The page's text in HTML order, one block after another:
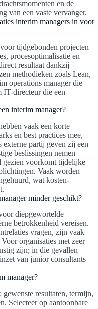
en de
van een vaste vervanger.
interim managers in voor
tijdgebonden projecten
procesoptimalisatie en
resultaat dankzij
methodieken zoals Lean,
operations manager die
IT-directeur die een
interim manager?
vaak een korte
en best practices mee,
externe partij geven zij een
beslissingen nemen
gezien voorkomt tijdelijke
Vaak worden
wat kosten-
minder geschikt?
diepgewortelde
betrokkenheid vereisen.
vragen, zijn vaak
organisaties met zeer
zijn; in die gevallen
van junior consultants
manager?
resultaten, termijn,
Selecteer op aantoonbare